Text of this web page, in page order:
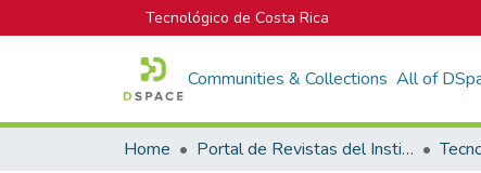
Tecnológico de Costa Rica
Communities & Collections All of
Home Portal de Revistas del Instituto Tecnológico de Costa Rica